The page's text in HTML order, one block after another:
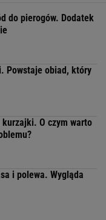
do pierogów. Dodatek
Powstaje obiad, który
O czym warto
i polewa. Wygląda